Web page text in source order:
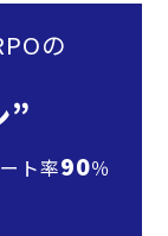
の
”
ト率90％